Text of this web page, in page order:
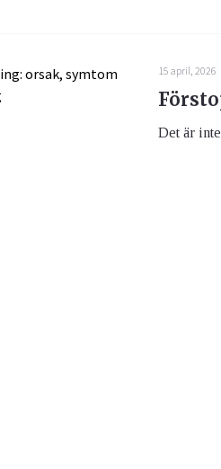
15 april, 2026
Det är